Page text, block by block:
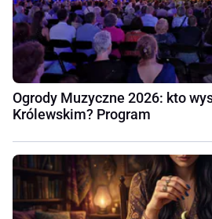
Ogrody Muzyczne 2026: kto
Królewskim? Program